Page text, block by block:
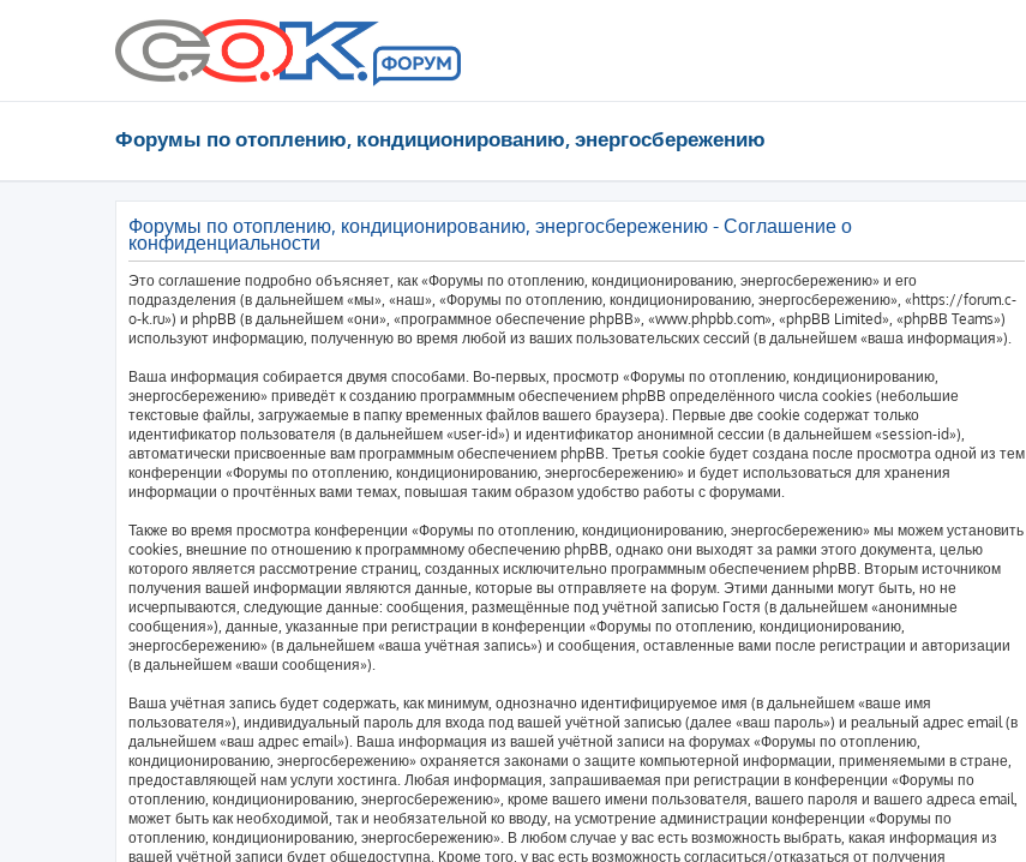
Форумы по отоплению, кондиционированию, энергосбережению
Форумы по отоплению, кондиционированию, энергосбережению - Соглашение о
конфиденциальности
Это соглашение подробно объясняет, как «Форумы по отоплению, кондиционированию, энергосбережению» и его
подразделения (в дальнейшем «мы», «наш», «Форумы по отоплению, кондиционированию, энергосбережению», «https://forum.c-
o-k.ru») и phpBB (в дальнейшем «они», «программное обеспечение phpBB», «www.phpbb.com», «phpBB Limited», «phpBB Teams»)
используют информацию, полученную во время любой из ваших пользовательских сессий (в дальнейшем «ваша информация»).
Ваша информация собирается двумя способами. Во-первых, просмотр «Форумы по отоплению, кондиционированию,
энергосбережению» приведёт к созданию программным обеспечением phpBB определённого числа cookies (небольшие
текстовые файлы, загружаемые в папку временных файлов вашего браузера). Первые две cookie содержат только
идентификатор пользователя (в дальнейшем «user-id») и идентификатор анонимной сессии (в дальнейшем «session-id»),
автоматически присвоенные вам программным обеспечением phpBB. Третья cookie будет создана после просмотра одной из тем
конференции «Форумы по отоплению, кондиционированию, энергосбережению» и будет использоваться для хранения
информации о прочтённых вами темах, повышая таким образом удобство работы с форумами.
Также во время просмотра конференции «Форумы по отоплению, кондиционированию, энергосбережению» мы можем установить
cookies, внешние по отношению к программному обеспечению phpBB, однако они выходят за рамки этого документа, целью
которого является рассмотрение страниц, созданных исключительно программным обеспечением phpBB. Вторым источником
получения вашей информации являются данные, которые вы отправляете на форум. Этими данными могут быть, но не
исчерпываются, следующие данные: сообщения, размещённые под учётной записью Гостя (в дальнейшем «анонимные
сообщения»), данные, указанные при регистрации в конференции «Форумы по отоплению, кондиционированию,
энергосбережению» (в дальнейшем «ваша учётная запись») и сообщения, оставленные вами после регистрации и авторизации
(в дальнейшем «ваши сообщения»).
Ваша учётная запись будет содержать, как минимум, однозначно идентифицируемое имя (в дальнейшем «ваше имя
пользователя»), индивидуальный пароль для входа под вашей учётной записью (далее «ваш пароль») и реальный адрес email (в
дальнейшем «ваш адрес email»). Ваша информация из вашей учётной записи на форумах «Форумы по отоплению,
кондиционированию, энергосбережению» охраняется законами о защите компьютерной информации, применяемыми в стране,
предоставляющей нам услуги хостинга. Любая информация, запрашиваемая при регистрации в конференции «Форумы по
отоплению, кондиционированию, энергосбережению», кроме вашего имени пользователя, вашего пароля и вашего адреса email,
может быть как необходимой, так и необязательной ко вводу, на усмотрение администрации конференции «Форумы по
отоплению, кондиционированию, энергосбережению». В любом случае у вас есть возможность выбрать, какая информация из
вашей учётной записи будет общедоступна. Кроме того, у вас есть возможность согласиться/отказаться от получения